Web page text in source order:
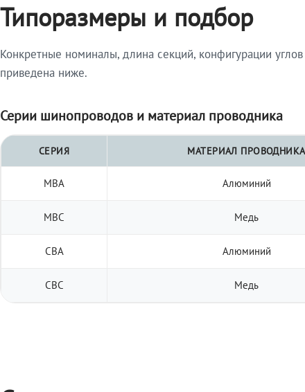
Типоразмеры и подбор
Конкретные номиналы, длина секций, конфигурации
приведена ниже.
Серии шинопроводов и материал проводника
СЕРИЯ МАТЕРИАЛ ПРОВОДНИКА
МВА Алюминий
МВС Медь
СВА Алюминий
СВС Медь